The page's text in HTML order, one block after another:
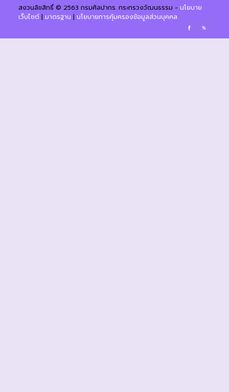
สงวนลิขสิทธิ์ © 2563 กรมศิลปากร. กระทรวงวัฒนธรรม - นโยบาย
เว็บไซต์| มาตรฐาน | นโยบายการคุ้มครองข้อมูลส่วนบุคคล